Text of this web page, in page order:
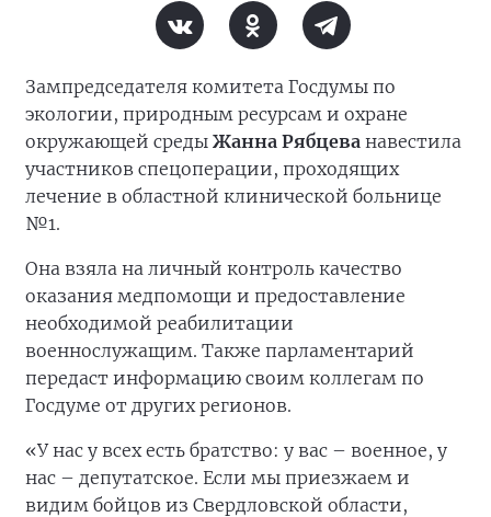
Зампредседателя комитета Госдумы по
экологии, природным ресурсам и охране
окружающей среды Жанна Рябцева навестила
участников спецоперации, проходящих
лечение в областной клинической больнице
№1.
Она взяла на личный контроль качество
оказания медпомощи и предоставление
необходимой реабилитации
военнослужащим. Также парламентарий
передаст информацию своим коллегам по
Госдуме от других регионов.
«У нас у всех есть братство: у вас – военное, у
нас – депутатское. Если мы приезжаем и
видим бойцов из Свердловской области,